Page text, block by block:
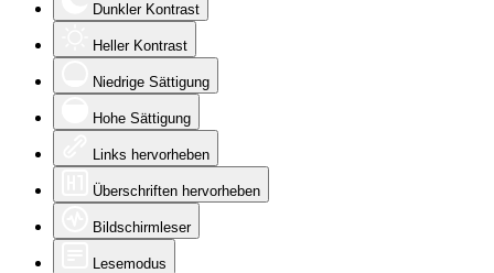
Dunkler Kontrast
Heller Kontrast
Niedrige Sättigung
Hohe Sättigung
Links hervorheben
Überschriften hervorheben
Bildschirmleser
Lesemodus